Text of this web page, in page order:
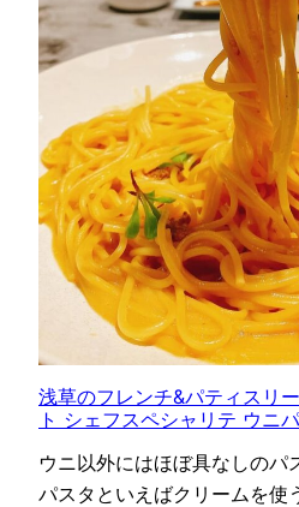
浅草のフレンチ&パティスリ
ト シェフスペシャリテ ウニ
ウニ以外にはほぼ具なしのパ
パスタといえばクリームを使